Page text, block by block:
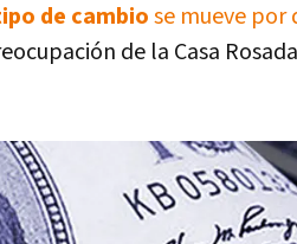
de cambiose mueve por
de la Casa